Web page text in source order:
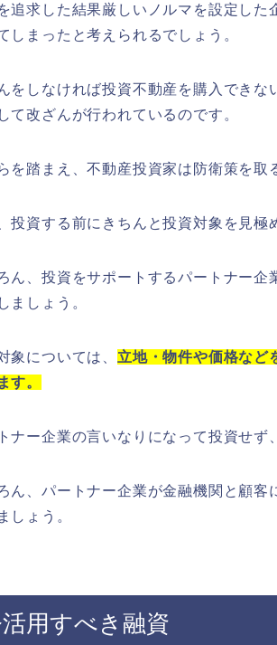
追求した結果厳しいノルマを設定し
しまったと考えられるでしょう。
をしなければ投資不動産を購入でき
て改ざんが行われているのです。
を踏まえ、不動産投資家は防衛策を取
投資する前にきちんと投資対象を見極
ん、投資をサポートするパートナー
ましょう。
象については、 立地・物件や価格など
す。
ナー企業の言いなりになって投資せず
ん、パートナー企業が金融機関と顧
しょう。
用すべき融資